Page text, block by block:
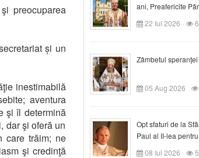
preocuparea
și un
inestimabilă
aventura
şi îl determină
dar şi oferă un
care trăim; ne
şi credinţă
ani, Preafericite
Claudiu!
22 Iul 2026
Zâmbetul speranței
05 Aug 2026
Opt sfaturi de la
Paul al II-lea
creștin
08 Iul 2026